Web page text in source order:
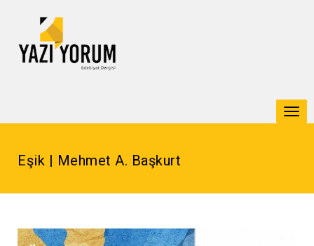
Eşik | Mehmet A. Başkurt